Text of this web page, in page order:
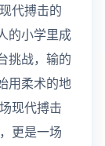
代搏击的
的小学里成
挑战，输的
用柔术的地
现代搏击
更是一场